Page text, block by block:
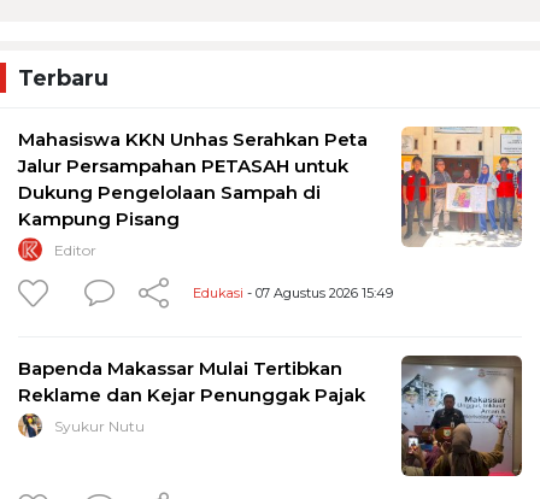
Terbaru
Mahasiswa KKN Unhas Serahkan Peta
Jalur Persampahan PETASAH untuk
Dukung Pengelolaan Sampah di
Kampung Pisang
Editor
Edukasi - 07 Agustus 2026 15:49
Bapenda Makassar Mulai Tertibkan
Reklame dan Kejar Penunggak Pajak
Syukur Nutu